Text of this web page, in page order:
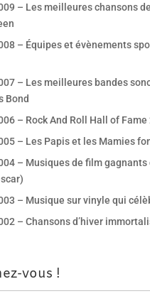
– Les meilleures chansons
– Équipes et évènements
– Les meilleures bandes
Bond
– Rock And Roll Hall of Fame
– Les Papis et les Mamies
– Musiques de film gagnants
– Musique sur vinyle qui
– Chansons d’hiver
vous !